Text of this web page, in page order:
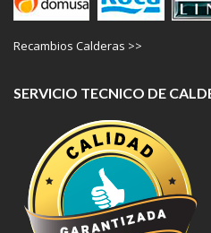
Recambios Calderas >>
SERVICIO TECNICO DE